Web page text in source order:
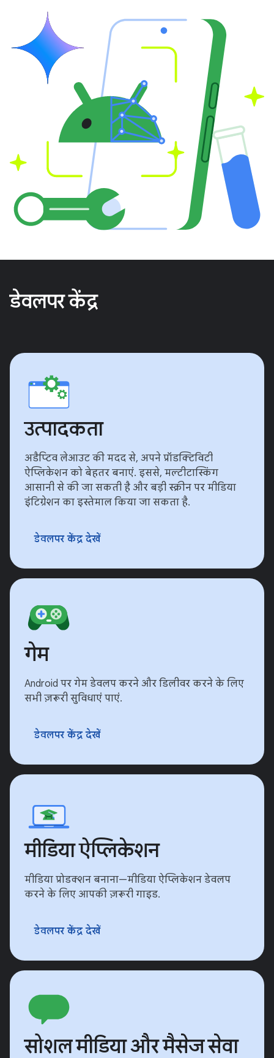
डेवलपर केंद्र
उत्पादकता
अडैप्टिव लेआउट की मदद से, अपने प्रॉडक्टिविटी
ऐप्लिकेशन को बेहतर बनाएं. इससे, मल्टीटास्किंग
आसानी से की जा सकती है और बड़ी स्क्रीन पर मीडिया
इंटिग्रेशन का इस्तेमाल किया जा सकता है.
डेवलपर केंद्र देखें
गेम
Android पर गेम डेवलप करने और डिलीवर करने के लिए
सभी ज़रूरी सुविधाएं पाएं.
डेवलपर केंद्र देखें
मीडिया ऐप्लिकेशन
मीडिया प्रोडक्शन बनाना—मीडिया ऐप्लिकेशन डेवलप
करने के लिए आपकी ज़रूरी गाइड.
डेवलपर केंद्र देखें
सोशल मीडिया और मैसेज सेवा